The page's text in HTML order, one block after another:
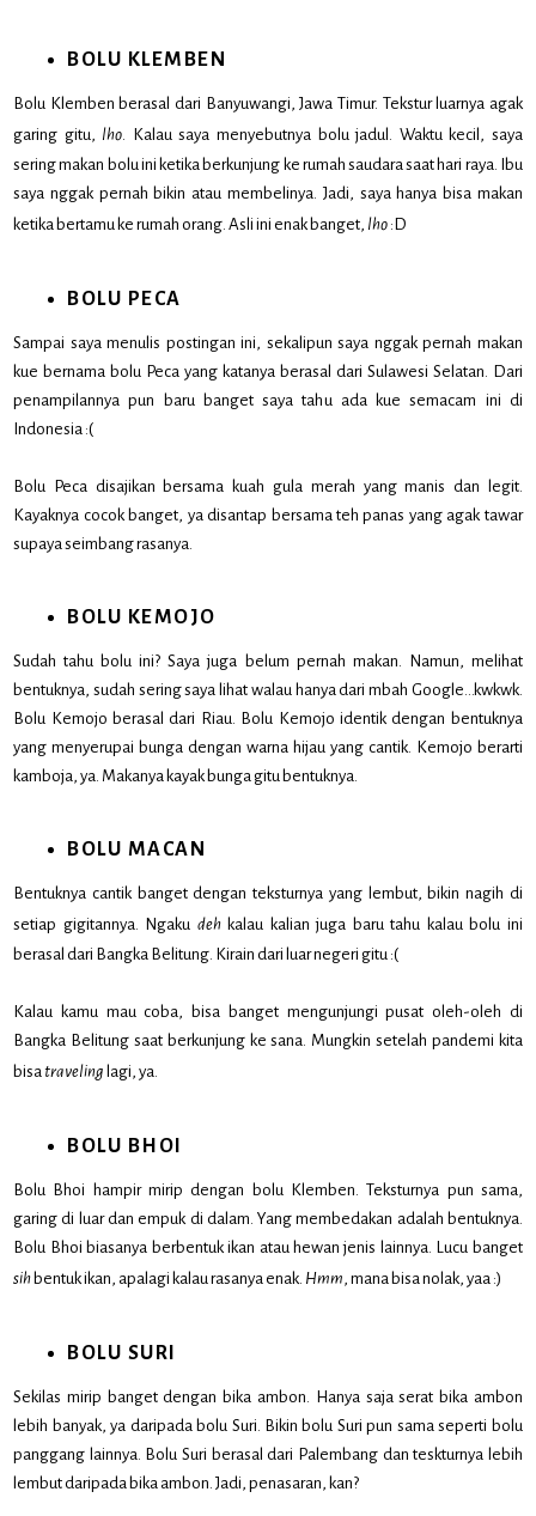
BOLU KLEMBEN
Bolu Klemben berasal dari Banyuwangi, Jawa Timur. Tekstur luarnya agak
garing gitu, lho . Kalau saya menyebutnya bolu jadul. Waktu kecil, saya
sering makan bolu ini ketika berkunjung ke rumah saudara saat hari raya. Ibu
saya nggak pernah bikin atau membelinya. Jadi, saya hanya bisa makan
ketika bertamu ke rumah orang. Asli ini enak banget, lho :D
BOLU PECA
Sampai saya menulis postingan ini, sekalipun saya nggak pernah makan
kue bernama bolu Peca yang katanya berasal dari Sulawesi Selatan. Dari
penampilannya pun baru banget saya tahu ada kue semacam ini di
Indonesia :(
Bolu Peca disajikan bersama kuah gula merah yang manis dan legit.
Kayaknya cocok banget, ya disantap bersama teh panas yang agak tawar
supaya seimbang rasanya.
BOLU KEMOJO
Sudah tahu bolu ini? Saya juga belum pernah makan. Namun, melihat
bentuknya, sudah sering saya lihat walau hanya dari mbah Google…kwkwk.
Bolu Kemojo berasal dari Riau. Bolu Kemojo identik dengan bentuknya
yang menyerupai bunga dengan warna hijau yang cantik. Kemojo berarti
kamboja, ya. Makanya kayak bunga gitu bentuknya.
BOLU MACAN
Bentuknya cantik banget dengan teksturnya yang lembut, bikin nagih di
setiap gigitannya. Ngaku deh kalau kalian juga baru tahu kalau bolu ini
berasal dari Bangka Belitung. Kirain dari luar negeri gitu :(
Kalau kamu mau coba, bisa banget mengunjungi pusat oleh-oleh di
Bangka Belitung saat berkunjung ke sana. Mungkin setelah pandemi kita
bisatraveling lagi, ya.
BOLU BHOI
Bolu Bhoi hampir mirip dengan bolu Klemben. Teksturnya pun sama,
garing di luar dan empuk di dalam. Yang membedakan adalah bentuknya.
Bolu Bhoi biasanya berbentuk ikan atau hewan jenis lainnya. Lucu banget
sih bentuk ikan, apalagi kalau rasanya enak. Hmm , mana bisa nolak, yaa :)
BOLU SURI
Sekilas mirip banget dengan bika ambon. Hanya saja serat bika ambon
lebih banyak, ya daripada bolu Suri. Bikin bolu Suri pun sama seperti bolu
panggang lainnya. Bolu Suri berasal dari Palembang dan teskturnya lebih
lembut daripada bika ambon. Jadi, penasaran, kan?